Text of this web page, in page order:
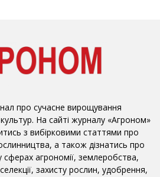
про сучасне вирощування
На сайті журналу «Агроном»
з вибірковими статтями про
а також дізнатись про
сферах агрономії, землеробства,
захисту рослин, удобрення,